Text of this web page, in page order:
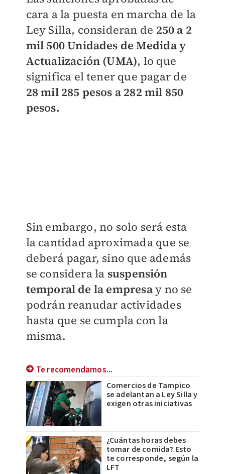
cara a la puesta en marcha de la
Ley Silla, consideran de 250 a 2
mil 500 Unidades de Medida y
Actualización (UMA), lo que
significa el tener que pagar de
28 mil 285 pesos a 282 mil 850
pesos.
Sin embargo, no solo será esta
la cantidad aproximada que se
deberá pagar, sino que además
se considera la suspensión
temporal de la empresay no se
podrán reanudar actividades
hasta que se cumpla con la
misma.
Te recomendamos...
Comercios de Tampico
se adelantan a Ley Silla y
exigen otras iniciativas
¿Cuántas horas debes
tomar de comida? Esto
te corresponde, según la
LFT